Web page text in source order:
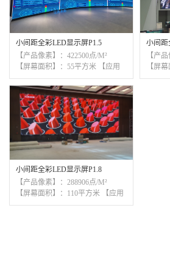
小间距全彩LED显示屏P1.5
【产品像素】：422500点/M²
【屏幕面积】：55平方米 【应用
领域】：智慧中心
小间距
【产
【屏
领域】
小间距全彩LED显示屏P1.8
【产品像素】：288906点/M²
【屏幕面积】：110平方米 【应用
领域】：演出演播